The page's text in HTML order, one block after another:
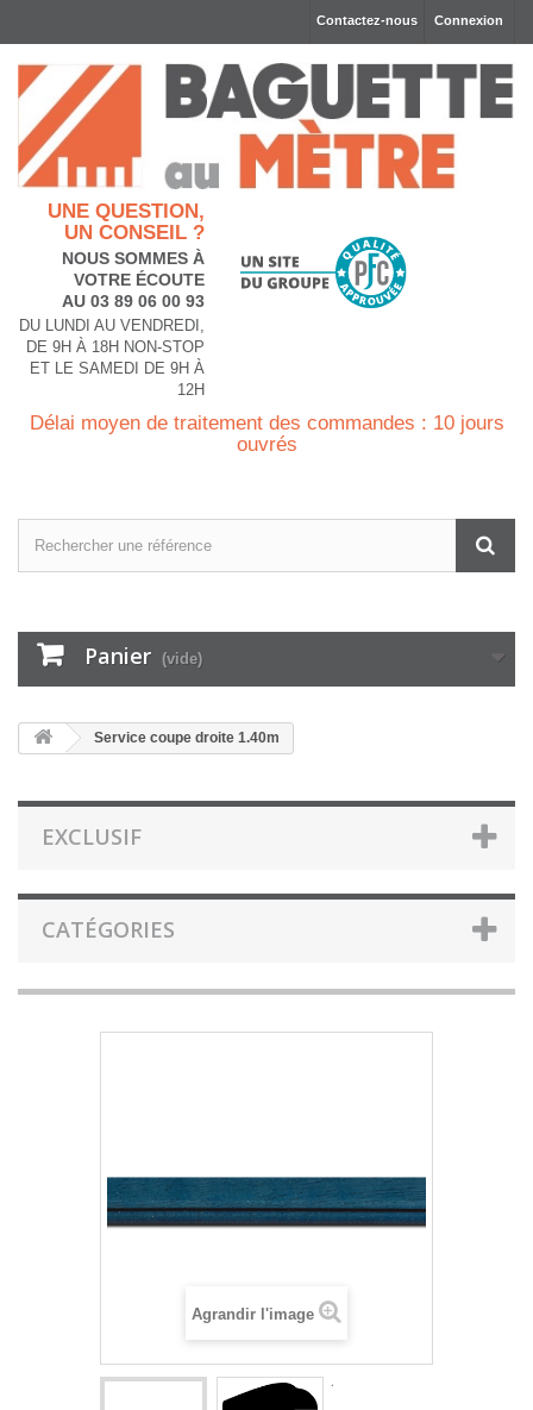
Connexion
Contactez-nous
UNE QUESTION,
UN CONSEIL ?
NOUS SOMMES À
VOTRE ÉCOUTE
AU 03 89 06 00 93
DU LUNDI AU VENDREDI,
DE 9H À 18H NON-STOP
ET LE SAMEDI DE 9H À
12H
Délai moyen de traitement des commandes : 10 jours
ouvrés
Panier (vide)
Service coupe droite 1.40m
EXCLUSIF
CATÉGORIES
Agrandir l'image